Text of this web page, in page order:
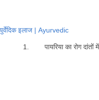
इलाज | Ayurvedic
का रोग दांतों में